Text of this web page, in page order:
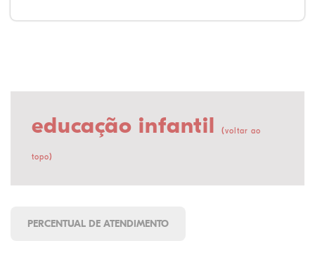
educação infantil (voltar ao
topo)
PERCENTUAL DE ATENDIMENTO